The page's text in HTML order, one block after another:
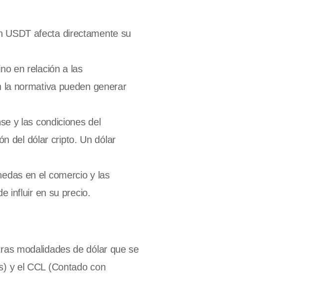
USDT afecta directamente su
en relación a las
la normativa pueden generar
y las condiciones del
del dólar cripto. Un dólar
en el comercio y las
influir en su precio.
modalidades de dólar que se
y el CCL (Contado con